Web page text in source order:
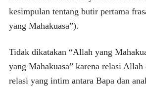
kesimpulan tentang butir pertama
yang Mahakuasa”).
Tidak dikatakan “Allah yang
yang Mahakuasa” karena relasi
relasi yang intim antara Bapa dan